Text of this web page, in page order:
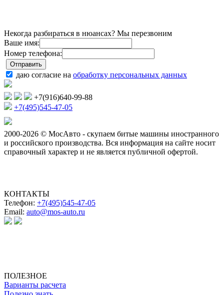
Некогда разбираться в нюансах? Мы перезвоним
Ваше имя:
Номер телефона:
даю согласие на обработку персональных данных
+7(916)640-99-88
+7(495)545-47-05
2000-2026 © МосАвто - скупаем битые машины иностранного
и российского производства. Вся информация на сайте носит
справочный характер и не является публичной офертой.
КОНТАКТЫ
Телефон: +7(495)545-47-05
Email: auto@mos-auto.ru
ПОЛЕЗНОЕ
Варианты расчета